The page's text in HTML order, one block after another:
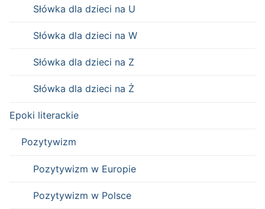
Słówka dla dzieci na U
Słówka dla dzieci na W
Słówka dla dzieci na Z
Słówka dla dzieci na Ż
Epoki literackie
Pozytywizm
Pozytywizm w Europie
Pozytywizm w Polsce